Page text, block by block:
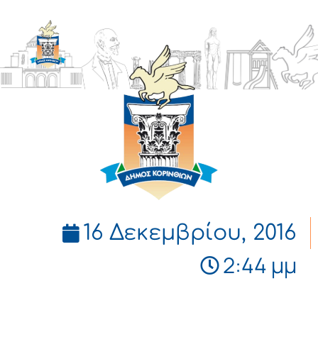
ΔΗΜΟΣ
ΚΟΡΙΝΘΙΩΝ
16 Δεκεμβρίου, 2016
2:44 μμ